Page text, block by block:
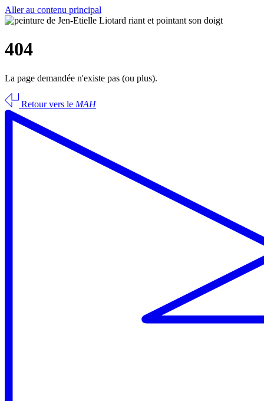
Aller au contenu principal
404
La page demandée n'existe pas (ou plus).
Retour vers le MAH